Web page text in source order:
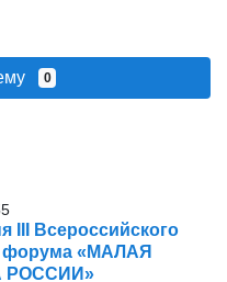
0
III Всероссийского
форума «МАЛАЯ
РОССИИ»